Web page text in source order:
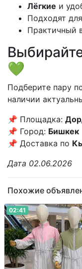
Лёгкие и
Подходят для
Практичный
💚
Подберите пару
наличии
📌 Площадка:
📌 Город: Бишкек
📌 Доставка по
Дата 02.06.2026
Похожие
02:41